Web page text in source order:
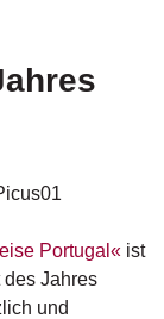
Portugal« ist
Jahres
und